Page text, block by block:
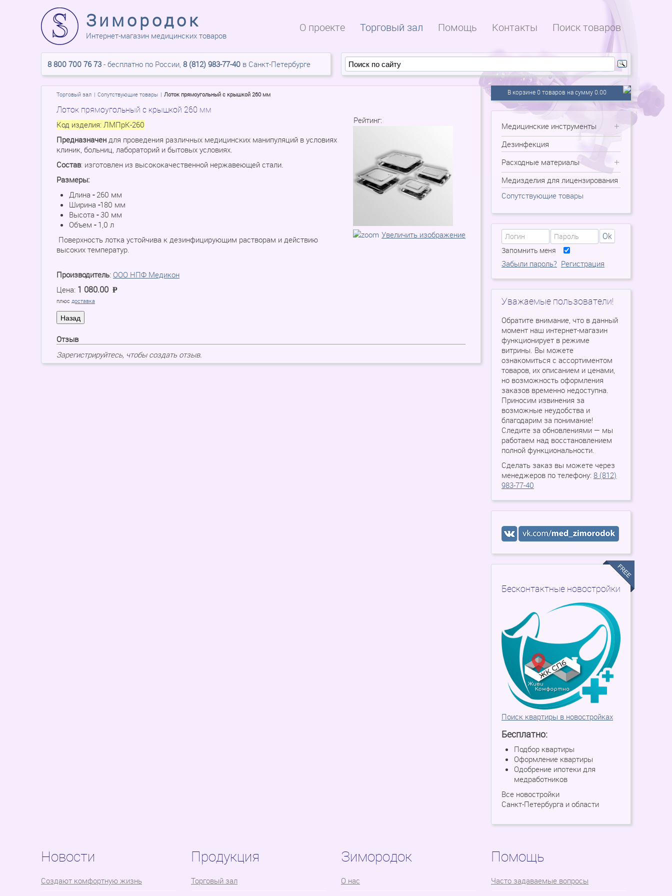
Зимородок
Интернет-магазин медицинских товаров
О проекте Торговый зал Помощь Контакты Поиск товаров
8 800 700 76 73 - бесплатно по России, 8 (812) 983-77-40 в Санкт-Петербурге
Торговый зал Сопутствующие товары Лоток прямоугольный с крышкой 260 мм
Лоток прямоугольный с крышкой 260 мм
Рейтинг:
Увеличить изображение
Код изделия: ЛМПрК-260
Предназначен для проведения различных медицинских манипуляций в условиях
клиник, больниц, лабораторий и бытовых условиях.
Состав: изготовлен из высококачественной нержавеющей стали.
Размеры:
Длина - 260 мм
Ширина -180 мм
Высота -30 мм
Объем - 1,0 л
Поверхность лотка устойчива к дезинфицирующим растворам и действию
высоких температур.
Производитель: ООО НПФ Медикон
Цена: 1 080.00 =
P
плюс доставка
Отзыв
Зарегистрируйтесь, чтобы создать отзыв.
В корзине 0 товаров на сумму 0.00
Медицинские инструменты
Дезинфекция
Расходные материалы
Медизделия для лицензирования
Сопутствующие товары
Ok
Запомнить меня
Забыли пароль? Регистрация
Уважаемые пользователи!
Обратите внимание, что в данный
момент наш интернет-магазин
функционирует в режиме
витрины. Вы можете
ознакомиться с ассортиментом
товаров, их описанием и ценами,
но возможность оформления
заказов временно недоступна.
Приносим извинения за
возможные неудобства и
благодарим за понимание!
Следите за обновлениями — мы
работаем над восстановлением
полной функциональности.
Сделать заказ вы можете через
менеджеров по телефону: 8 (812)
983-77-40
Бесконтактные новостройки
Поиск квартиры в новостройках
Бесплатно:
Подбор квартиры
Оформление квартиры
Одобрение ипотеки для
медработников
Все новостройки
Санкт-Петербурга и области
Новости
Cоздают комфортную жизнь
Продукция
Торговый зал
Зимородок
О нас
Помощь
Часто задаваемые вопросы